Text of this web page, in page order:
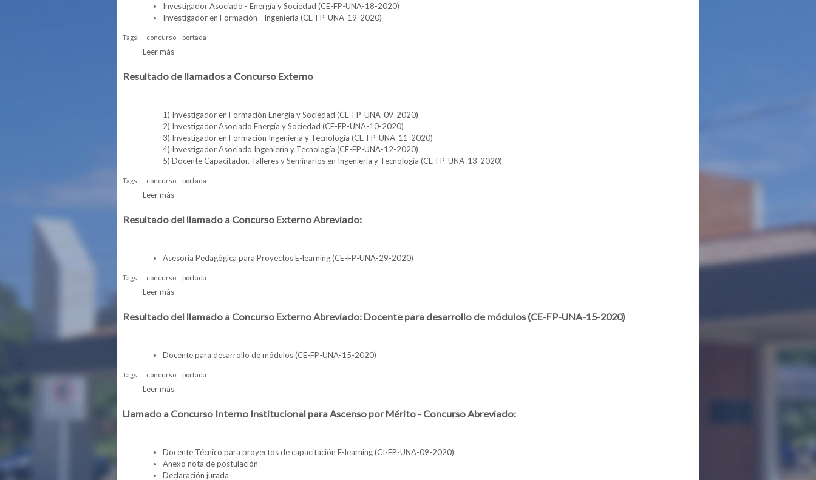
Investigador Asociado - Energía y Sociedad (CE-FP-UNA-18-2020)
Investigador en Formación - Ingeniería (CE-FP-UNA-19-2020)
Tags: concurso portada
Leer mássobre Resultado de los llamados a Concurso Externo Abreviado
Resultado de llamados a Concurso Externo
1) Investigador en Formación Energía y Sociedad (CE-FP-UNA-09-2020)
2) Investigador Asociado Energía y Sociedad (CE-FP-UNA-10-2020)
3) Investigador en Formación Ingeniería y Tecnología (CE-FP-UNA-11-2020)
4) Investigador Asociado Ingeniería y Tecnología (CE-FP-UNA-12-2020)
5) Docente Capacitador. Talleres y Seminarios en Ingeniería y Tecnología (CE-FP-UNA-13-2020)
Tags: concurso portada
Leer mássobre Resultado de llamados a Concurso Externo
Resultado del llamado a Concurso Externo Abreviado:
Asesoría Pedagógica para Proyectos E-learning (CE-FP-UNA-29-2020)
Tags: concurso portada
Leer mássobre Resultado del llamado a Concurso Externo Abreviado:
Resultado del llamado a Concurso Externo Abreviado: Docente para desarrollo de módulos (CE-FP-UNA-15-2020)
Docente para desarrollo de módulos (CE-FP-UNA-15-2020)
Tags: concurso portada
Leer mássobre Resultado del llamado a Concurso Externo Abreviado: Docente para desarrollo de módulos (CE-FP-UNA-15-2020)
Llamado a Concurso Interno Institucional para Ascenso por Mérito - Concurso Abreviado:
Docente Técnico para proyectos de capacitación E-learning (CI-FP-UNA-09-2020)
Anexo nota de postulación
Declaración jurada